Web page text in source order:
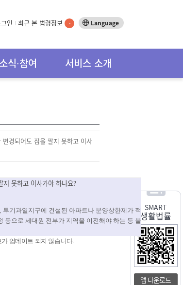
인 최근 본 법령정보 - Language
소식∙참여 서비스 소개
SMART
생활법률
앱 다운로드
경되어도 집을 팔지 못하고 이사
못하고 이사가야 하나요?
, 투기과열지구에 건설된 아파트나 분양상한제가 적
등으로 세대원 전부가 지역을 이전해야 하는 등 불
업데이트 되지 않습니다.